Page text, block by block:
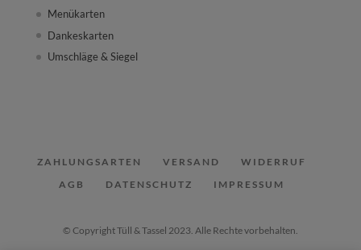
Menükarten
Dankeskarten
Umschläge & Siegel
ZAHLUNGSARTEN VERSAND
WIDERRUF
AGB
DATENSCHUTZ IMPRESSUM
© Copyright Tüll & Tassel 2023. Alle Rechte vorbehalten.